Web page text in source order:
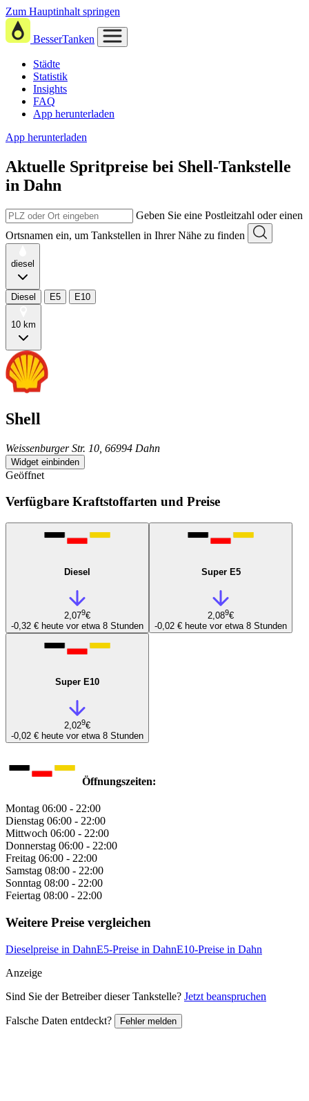
Zum Hauptinhalt springen
BesserTanken
Städte
Statistik
Insights
FAQ
App herunterladen
App herunterladen
Aktuelle Spritpreise bei Shell-Tankstelle
in Dahn
Geben Sie eine Postleitzahl oder einen
Ortsnamen ein, um Tankstellen in Ihrer Nähe zu finden
diesel
Diesel E5 E10
10 km
Shell
Weissenburger Str. 10, 66994 Dahn
Widget einbinden
Geöffnet
Verfügbare Kraftstoffarten und Preise
Diesel
2,079€
-0,32 € heute vor etwa 8 Stunden
Super E5
2,089€
-0,02 € heute vor etwa 8 Stunden
Super E10
2,029€
-0,02 € heute vor etwa 8 Stunden
Öffnungszeiten:
Montag 06:00 - 22:00
Dienstag 06:00 - 22:00
Mittwoch 06:00 - 22:00
Donnerstag 06:00 - 22:00
Freitag 06:00 - 22:00
Samstag 08:00 - 22:00
Sonntag 08:00 - 22:00
Feiertag 08:00 - 22:00
Weitere Preise vergleichen
Dieselpreise in DahnE5-Preise in DahnE10-Preise in Dahn
Anzeige
Sind Sie der Betreiber dieser Tankstelle? Jetzt beanspruchen
Falsche Daten entdeckt? Fehler melden